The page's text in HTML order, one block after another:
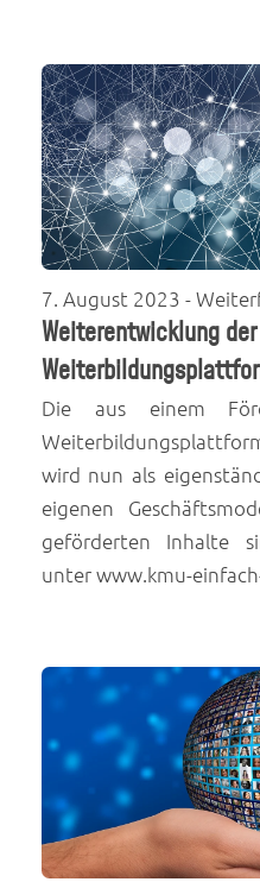
7. August 2023 -
Weiterentwicklung der
Die aus einem
wird nun als
eigenen
geförderten Inhalte
unter www.kmu-